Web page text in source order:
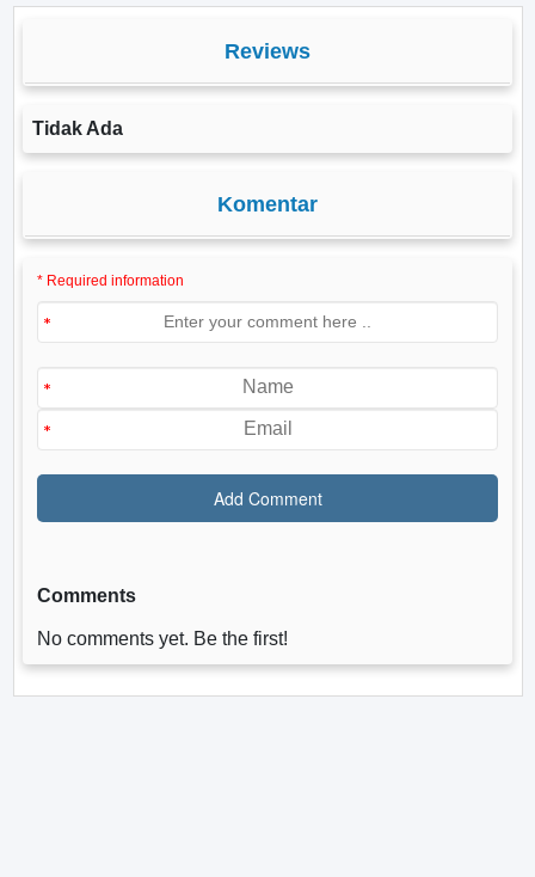
Reviews
Tidak Ada
Komentar
* Required information
Comments
No comments yet. Be the first!